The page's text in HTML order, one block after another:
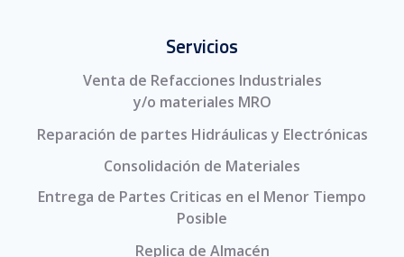
Servicios
Venta de Refacciones Industriales
y/o materiales MRO
Reparación de partes Hidráulicas y Electrónicas
Consolidación de Materiales
Entrega de Partes Criticas en el Menor Tiempo
Posible
Replica de Almacén